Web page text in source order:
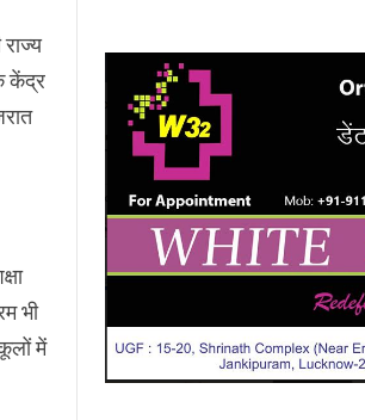
केंद्र
भी
में